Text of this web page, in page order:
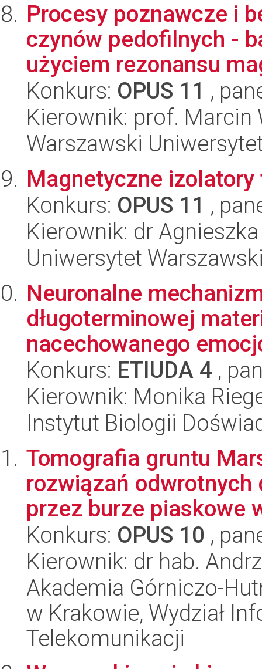
Procesy poznawcze i
czynów pedofilnych -
użyciem rezonansu
Konkurs: OPUS 11 ,
Kierownik: prof. Marcin
Warszawski
Magnetyczne
Konkurs: OPUS 11 ,
Kierownik: dr Agnieszka
Uniwersytet
Neuronalne
długoterminowej
nacechowanego
Konkurs: ETIUDA 4 ,
Kierownik: Monika
Instytut Biologii
Tomografia gruntu
rozwiązań odwrotnych
przez burze piaskowe
Konkurs: OPUS 10 ,
Kierownik: dr hab.
Akademia Górniczo-
w Krakowie, Wydział
Telekomunikacji